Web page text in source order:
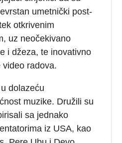
umetnički post-
otkrivenim
uz neočekivano
i džeza, te inovativno
video radova.
dolazeću
muzike. Družili su
sa jednako
iz USA, kao